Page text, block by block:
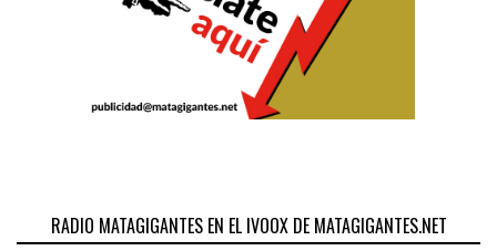
RADIO MATAGIGANTES EN EL IVOOX DE MATAGIGANTES.NET